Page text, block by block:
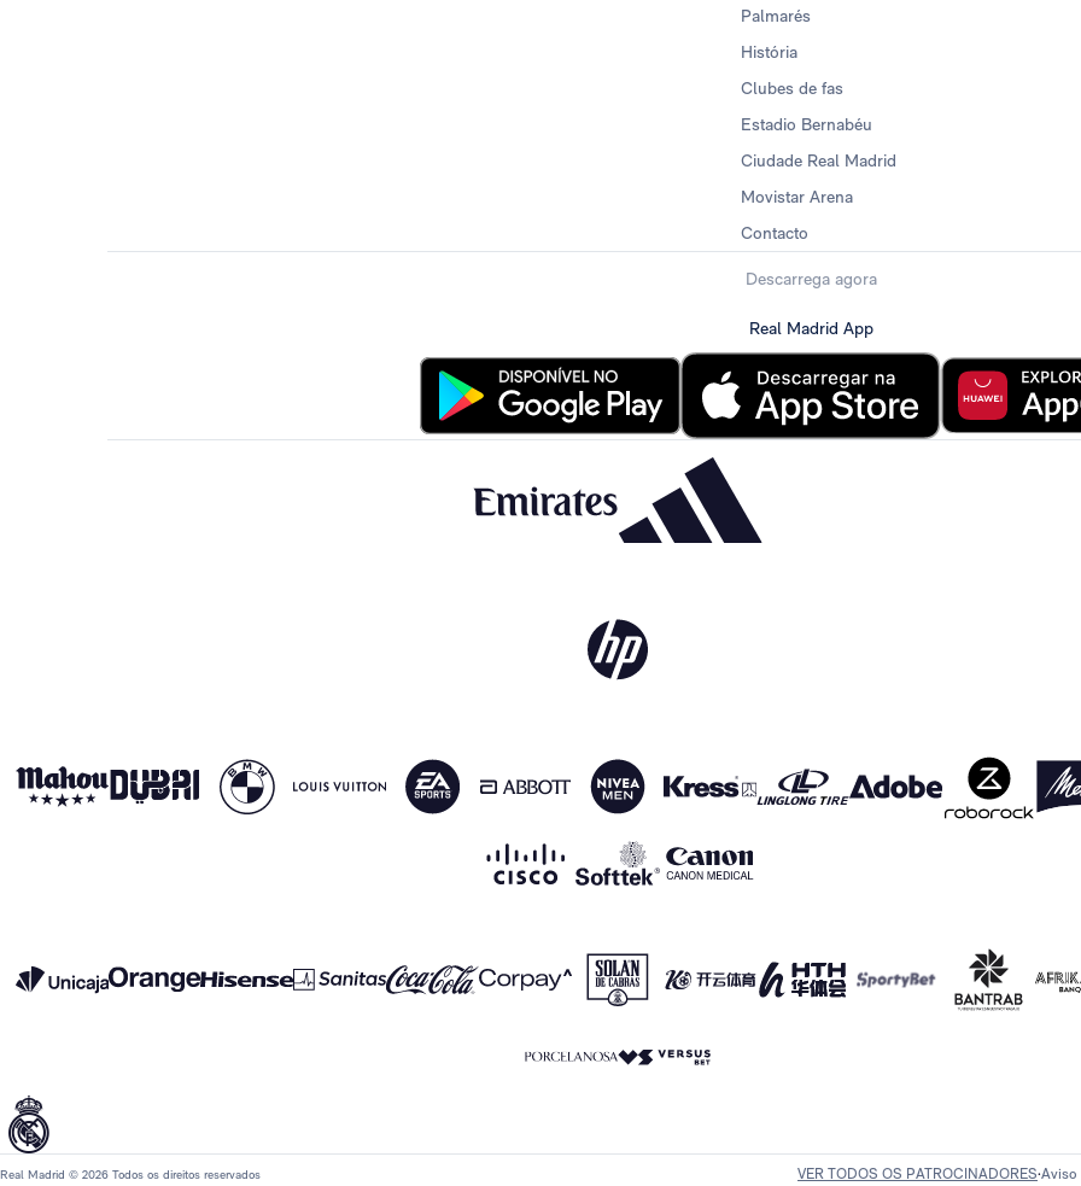
Palmarés
História
Clubes de fas
Estadio Bernabéu
Ciudade Real Madrid
Movistar Arena
Contacto
Descarrega agora
Real Madrid App
Real Madrid © 2026 Todos os direitos reservados VER TODOS OS PATROCINADORES Aviso